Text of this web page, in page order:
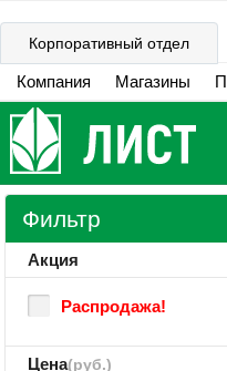
Корпоративный отдел
Компания Магазины
Фильтр
Акция
Распродажа!
Цена(руб.)